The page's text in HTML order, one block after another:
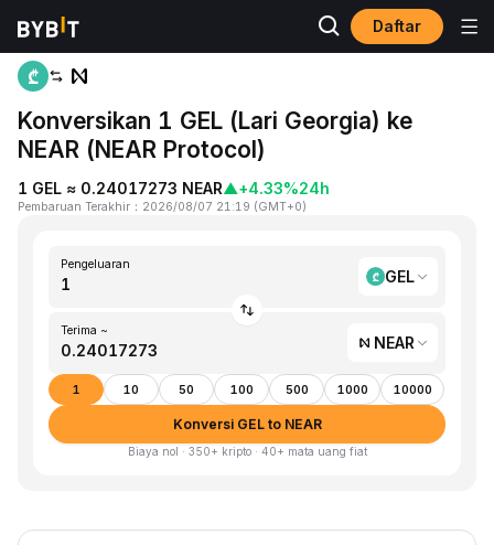
Daftar
Beranda
Konversikan 1 GEL (Lari Georgia) ke
NEAR (NEAR Protocol)
1 GEL ≈ 0.24017273 NEAR▲+4.33%24h
Pembaruan Terakhir ： 2026/08/07 21:19 (GMT+0)
Pengeluaran
GEL
Terima ~
NEAR
1 10 50 100 500 1000 10000
Konversi GEL to NEAR
Biaya nol · 350+ kripto · 40+ mata uang fiat